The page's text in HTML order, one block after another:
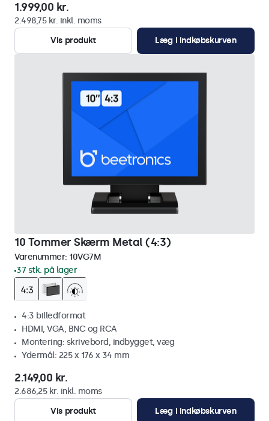
1.999,00 kr.
2.498,75 kr. inkl. moms
Vis produkt
Læg i indkøbskurven
10 Tommer Skærm Metal (4:3)
Varenummer: 10VG7M
37 stk. på lager
4:3 billedformat
HDMI, VGA, BNC og RCA
Montering: skrivebord, indbygget, væg
Ydermål: 225 x 176 x 34 mm
2.149,00 kr.
2.686,25 kr. inkl. moms
Vis produkt
Læg i indkøbskurven